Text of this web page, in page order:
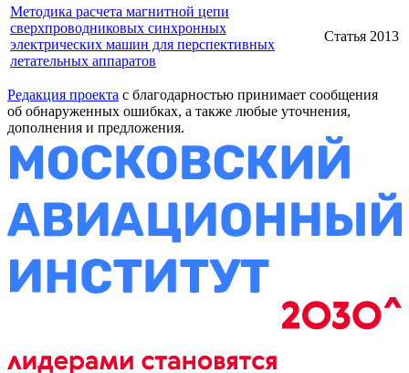
Методика расчета магнитной цепи
сверхпроводниковых синхронных
электрических машин для перспективных
летательных аппаратов
Статья 2013
Редакция проекта с благодарностью принимает сообщения
об обнаруженных ошибках, а также любые уточнения,
дополнения и предложения.